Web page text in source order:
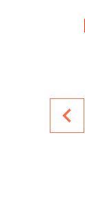
navigate_before